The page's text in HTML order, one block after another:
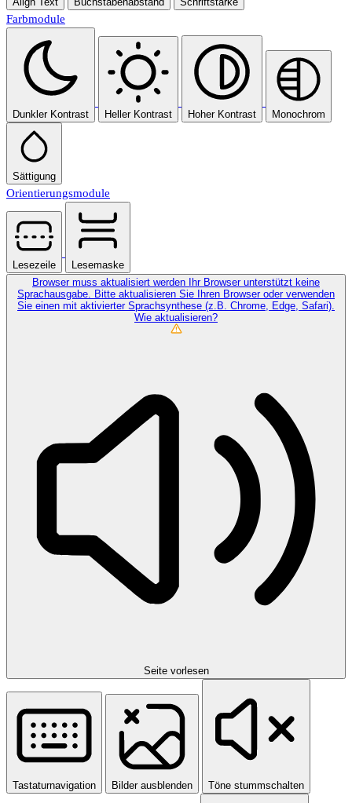
Farbmodule
Dunkler Kontrast Heller Kontrast Hoher Kontrast Monochrom
Sättigung
Orientierungsmodule
Lesezeile
Lesemaske
Browser muss aktualisiert werden
Ihr Browser unterstützt keine
Sprachausgabe. Bitte aktualisieren Sie Ihren Browser oder verwenden
Sie einen mit aktivierter Sprachsynthese (z.B. Chrome, Edge, Safari).
Wie aktualisieren?
Seite vorlesen
Tastaturnavigation Bilder ausblenden Töne stummschalten